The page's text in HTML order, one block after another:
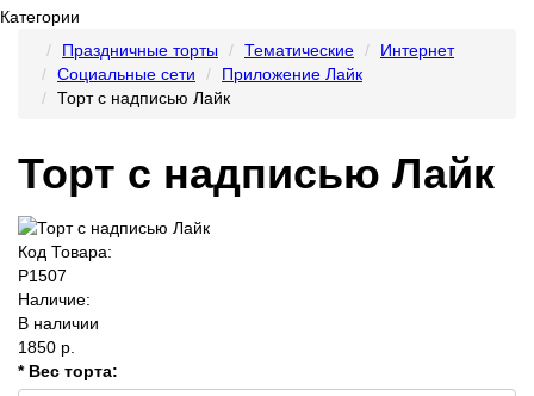
Категории
Праздничные торты
Тематические
Интернет
Социальные сети
Приложение Лайк
Торт с надписью Лайк
Торт с надписью Лайк
Код Товара:
P1507
Наличие:
В наличии
1850 р.
* Вес торта: